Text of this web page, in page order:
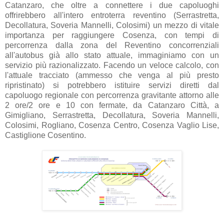
Catanzaro, che oltre a connettere i due capoluoghi
offrirebbero all'intero entroterra reventino (Serrastretta,
Decollatura, Soveria Mannelli, Colosimi) un mezzo di vitale
importanza per raggiungere Cosenza, con tempi di
percorrenza dalla zona del Reventino concorrenziali
all'autobus già allo stato attuale, immaginiamo con un
servizio più razionalizzato. Facendo un veloce calcolo, con
l'attuale tracciato (ammesso che venga al più presto
ripristinato) si potrebbero istituire servizi diretti dal
capoluogo regionale con percorrenza gravitante attorno alle
2 ore/2 ore e 10 con fermate, da Catanzaro Città, a
Gimigliano, Serrastretta, Decollatura, Soveria Mannelli,
Colosimi, Rogliano, Cosenza Centro, Cosenza Vaglio Lise,
Castiglione Cosentino.